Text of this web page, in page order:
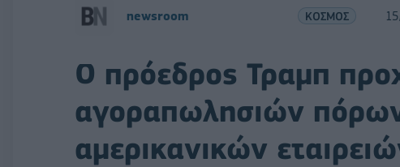
newsroom ΚΟΣΜΟΣ
Ο πρόεδρος Τραμπ
αγοραπωλησιών
αμερικανικών